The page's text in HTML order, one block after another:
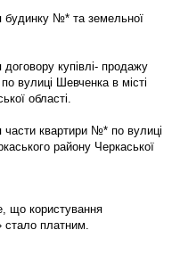
будинку №* та земельної
купівлі- продажу
вулиці Шевченка в місті
області.
квартири №* по вулиці
району Черкаської
що користування
платним.